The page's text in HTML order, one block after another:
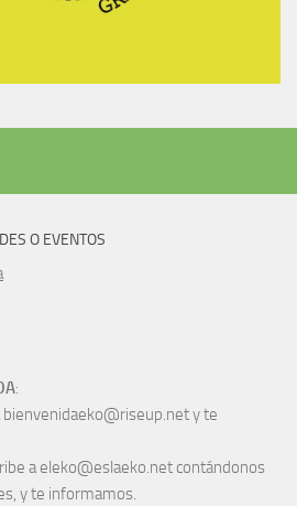
O EVENTOS
:
y te
a eleko@eslaeko.net contándonos
y te informamos.